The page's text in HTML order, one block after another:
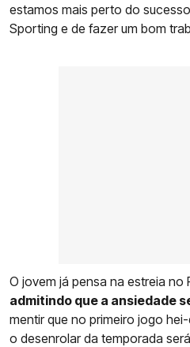
estamos mais perto do
Sporting e de fazer um bom
O jovem já pensa na estreia no
admitindo que a ansiedade
mentir que no primeiro jogo
o desenrolar da temporada